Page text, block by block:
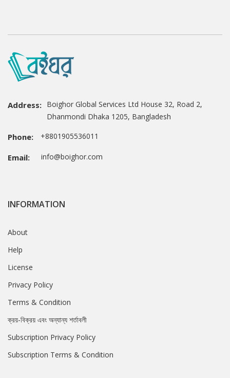
Address: Boighor Global Services Ltd House 32, Road 2,
Dhanmondi Dhaka 1205, Bangladesh
Phone: +8801905536011
Email: info@boighor.com
INFORMATION
About
Help
License
Privacy Policy
Terms & Condition
ক্রয়-বিক্রয় এবং অন্যান্য শর্তাবলী
Subscription Privacy Policy
Subscription Terms & Condition